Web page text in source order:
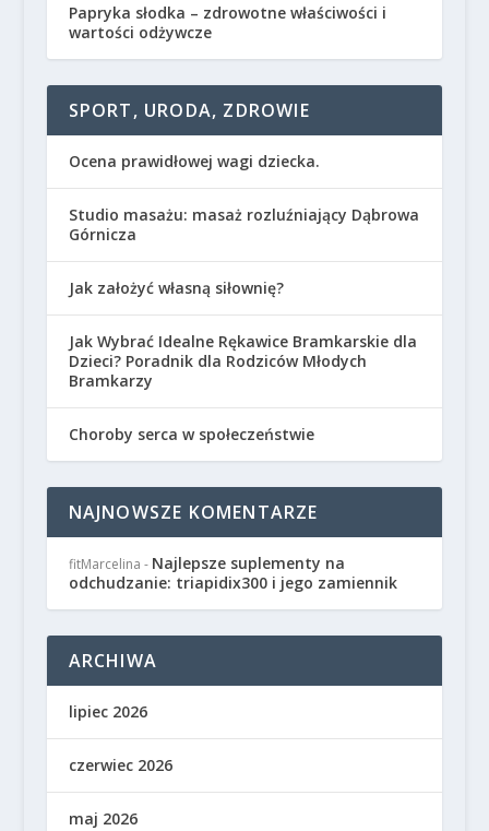
Papryka słodka – zdrowotne właściwości i
wartości odżywcze
SPORT, URODA, ZDROWIE
Ocena prawidłowej wagi dziecka.
Studio masażu: masaż rozluźniający Dąbrowa
Górnicza
Jak założyć własną siłownię?
Jak Wybrać Idealne Rękawice Bramkarskie dla
Dzieci? Poradnik dla Rodziców Młodych
Bramkarzy
Choroby serca w społeczeństwie
NAJNOWSZE KOMENTARZE
fitMarcelina - Najlepsze suplementy na
odchudzanie: triapidix300 i jego zamiennik
ARCHIWA
lipiec 2026
czerwiec 2026
maj 2026